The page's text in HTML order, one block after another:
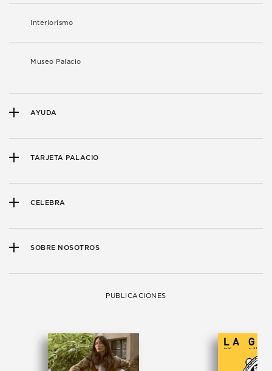
Interiorismo
Museo Palacio
AYUDA
TARJETA PALACIO
CELEBRA
SOBRE NOSOTROS
PUBLICACIONES